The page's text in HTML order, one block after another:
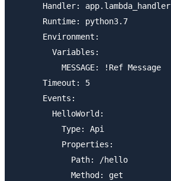
      Handler: app.lambda_handler
      Runtime: python3.7
      Environment:
        Variables:
          MESSAGE: !Ref Message
      Timeout: 5
      Events:
        HelloWorld:
          Type: Api
          Properties:
            Path: /hello
            Method: get